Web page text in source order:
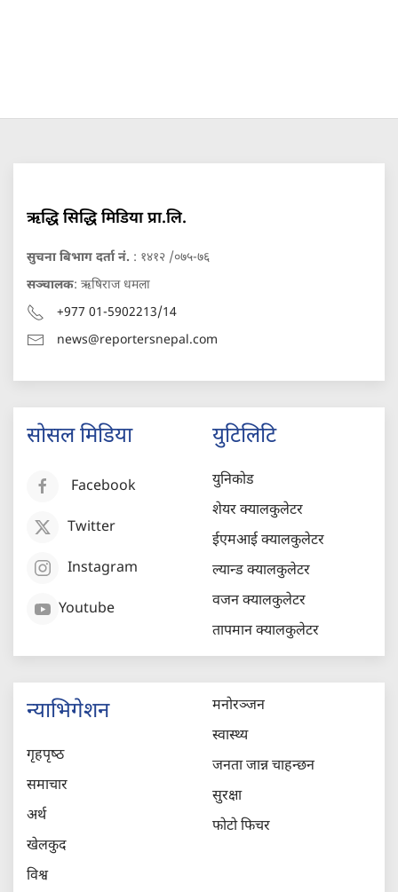
ऋद्धि सिद्धि मिडिया प्रा.लि.
सुचना बिभाग दर्ता नं. : १४१२ /०७५-७६
सञ्चालक: ऋषिराज धमला
+977 01-5902213/14
news@reportersnepal.com
सोसल मिडिया
Facebook
Twitter
Instagram
Youtube
युटिलिटि
युनिकोड
शेयर क्यालकुलेटर
ईएमआई क्यालकुलेटर
ल्यान्ड क्यालकुलेटर
वजन क्यालकुलेटर
तापमान क्यालकुलेटर
न्याभिगेशन
गृहपृष्‍ठ
समाचार
अर्थ
खेलकुद
विश्व
मनोरञ्जन
स्वास्थ्य
जनता जान्न चाहन्छन
सुरक्षा
फोटो फिचर